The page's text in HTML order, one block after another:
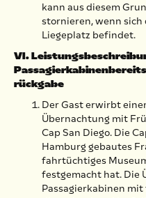
kann aus diesem
stornieren, wenn sich
Liegeplatz befindet.
VI.
rückgabe
Der Gast erwirbt
Übernachtung mit
Cap San Diego. Die
Hamburg gebautes
fahrtüchtiges
festgemacht hat. Die
Passagierkabinen